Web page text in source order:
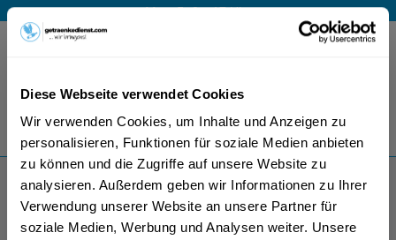
Diese Webseite verwendet Cookies
Wir verwenden Cookies, um Inhalte und Anzeigen zu
personalisieren, Funktionen für soziale Medien anbieten
zu können und die Zugriffe auf unsere Website zu
analysieren. Außerdem geben wir Informationen zu Ihrer
Verwendung unserer Website an unsere Partner für
soziale Medien, Werbung und Analysen weiter. Unsere
Mo – Fr 9 – 17 Uhr
Menü
Bestellung widerrufen
Es gilt unsere Datenschutzerklärung
Obikwa Wein